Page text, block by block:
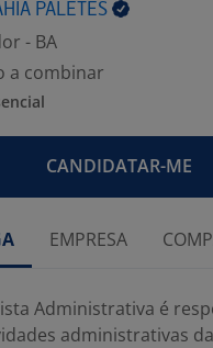
PALETES
- BA
a combinar
CANDIDATAR-ME
EMPRESA
Administrativa é
administrativas